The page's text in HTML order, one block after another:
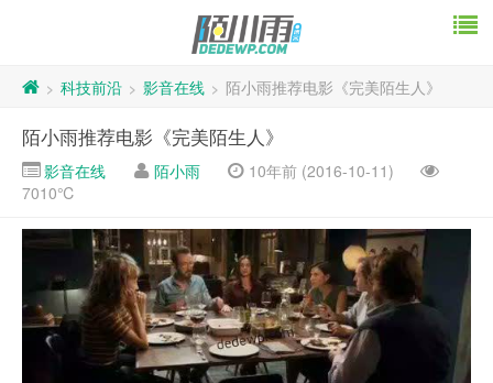
> 科技前沿 > 影音在线 > 陌小雨推荐电影《完美陌生人》
陌小雨推荐电影《完美陌生人》
影音在线 陌小雨
10年前 (2016-10-11)
7010℃